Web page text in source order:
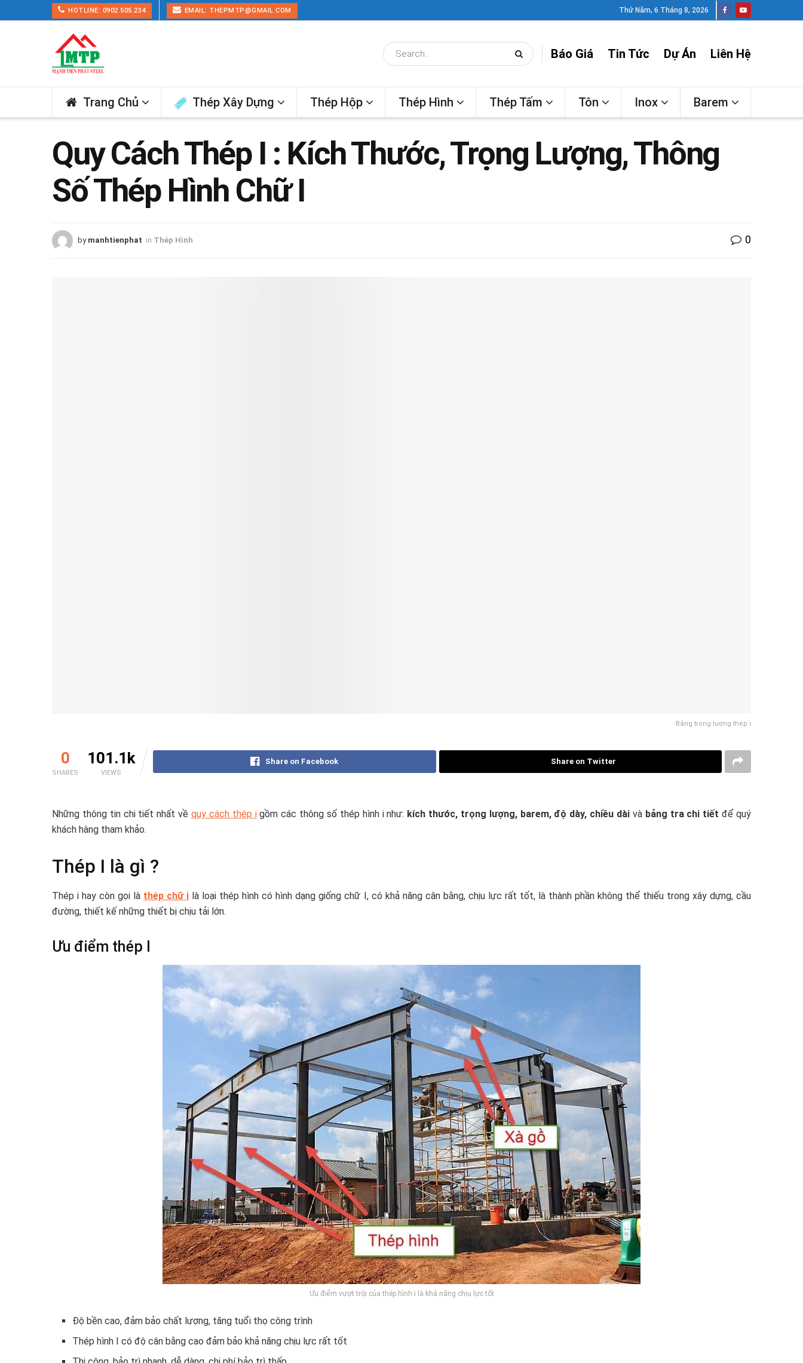
HOTLINE: 0902.505.234 EMAIL: THEPMTP@GMAIL.COM Thứ Năm, 6 Tháng 8, 2026
Báo Giá Tin Tức Dự Án Liên Hệ
Trang Chủ Thép Xây Dựng Thép Hộp Thép Hình Thép Tấm Tôn Inox Barem
Quy Cách Thép I : Kích Thước, Trọng Lượng, Thông
Số Thép Hình Chữ I
by manhtienphat in Thép Hình 0
Bảng trọng lượng thép i
0
SHARES
101.1k
VIEWS
Share on Facebook Share on Twitter
Những thông tin chi tiết nhất về quy cách thép igồm các thông số thép hình i như: kích thước, trọng lượng, barem, độ dày, chiều dài và bảng tra chi tiết để quý
khách hàng tham khảo.
Thép I là gì ?
Thép i hay còn gọi là thép chữ i là loại thép hình có hình dạng giống chữ I, có khả năng cân bằng, chịu lực rất tốt, là thành phần không thể thiếu trong xây dựng, cầu
đường, thiết kế những thiết bị chịu tải lớn.
Ưu điểm thép I
Ưu điểm vượt trội của thép hình i là khả năng chịu lực tốt
Độ bền cao, đảm bảo chất lượng, tăng tuổi thọ công trình
Thép hình I có độ cân bằng cao đảm bảo khả năng chịu lực rất tốt